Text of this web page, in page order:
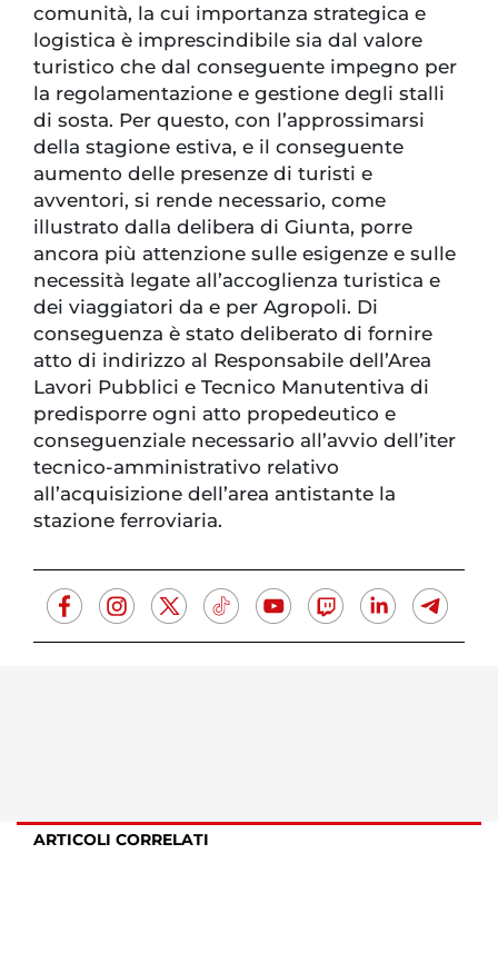
comunità, la cui importanza strategica e
logistica è imprescindibile sia dal valore
turistico che dal conseguente impegno per
la regolamentazione e gestione degli stalli
di sosta. Per questo, con l’approssimarsi
della stagione estiva, e il conseguente
aumento delle presenze di turisti e
avventori, si rende necessario, come
illustrato dalla delibera di Giunta, porre
ancora più attenzione sulle esigenze e sulle
necessità legate all’accoglienza turistica e
dei viaggiatori da e per Agropoli. Di
conseguenza è stato deliberato di fornire
atto di indirizzo al Responsabile dell’Area
Lavori Pubblici e Tecnico Manutentiva di
predisporre ogni atto propedeutico e
conseguenziale necessario all’avvio dell’iter
tecnico-amministrativo relativo
all’acquisizione dell’area antistante la
stazione ferroviaria.
ARTICOLI CORRELATI